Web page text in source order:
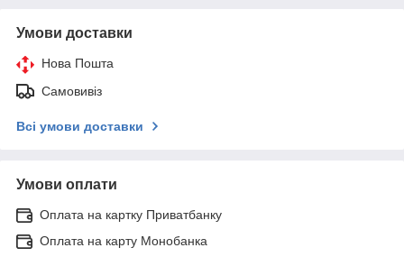
Умови доставки
Нова Пошта
Самовивіз
Всі умови доставки
Умови оплати
Оплата на картку Приватбанку
Оплата на карту Монобанка